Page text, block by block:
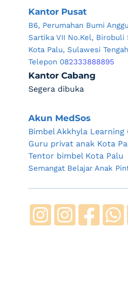
Kantor Pusat
B6, Perumahan Bumi
Sartika VII No.Kel, Birobuli
Kota Palu, Sulawesi
Telepon 082333888895
Kantor Cabang
Segera dibuka
Akun MedSos
Bimbel Akkhyla Learning
Guru privat anak Kota
Tentor bimbel Kota Palu
Semangat Belajar Anak